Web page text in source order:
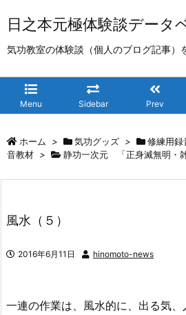
日之本元極体験談データ
気功教室の体験談（個人のブログ記事）
Menu Sidebar Prev
ホーム > 気功グッズ > 修練用録
音教材 > 静功一次元 「正身滅無明・雑
風水（５）
2016年6月11日 hinomoto-news
一連の作業は、風水的に、出る気